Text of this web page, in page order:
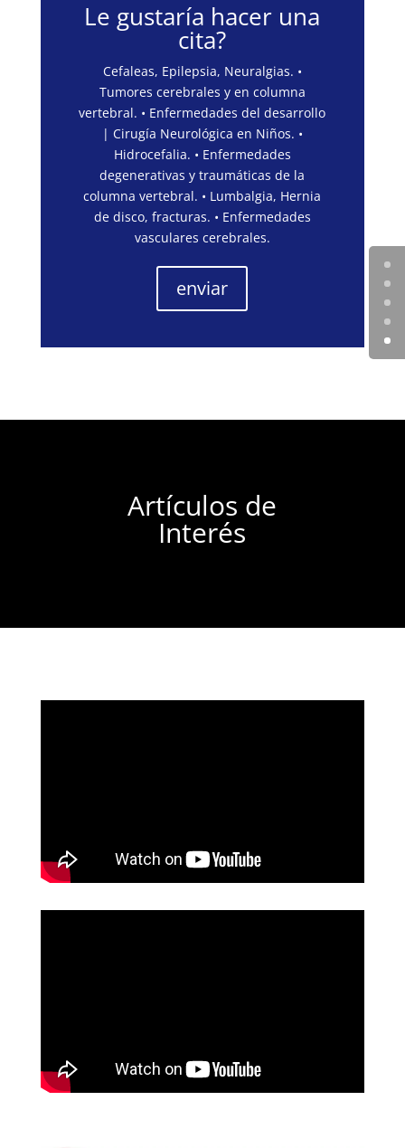
Le gustaría hacer una
cita?
Cefaleas, Epilepsia, Neuralgias. •
Tumores cerebrales y en columna
vertebral. • Enfermedades del desarrollo
| Cirugía Neurológica en Niños. •
Hidrocefalia. • Enfermedades
degenerativas y traumáticas de la
columna vertebral. • Lumbalgia, Hernia
de disco, fracturas. • Enfermedades
vasculares cerebrales.
enviar
Artículos de
Interés